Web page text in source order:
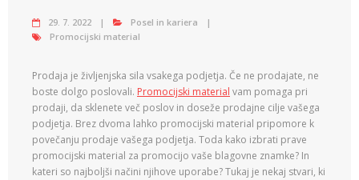
29. 7. 2022
Posel in kariera
Promocijski material
Prodaja je življenjska sila vsakega podjetja. Če ne prodajate, ne
boste dolgo poslovali. Promocijski material vam pomaga pri
prodaji, da sklenete več poslov in doseže prodajne cilje vašega
podjetja. Brez dvoma lahko promocijski material pripomore k
povečanju prodaje vašega podjetja. Toda kako izbrati prave
promocijski material za promocijo vaše blagovne znamke? In
kateri so najboljši načini njihove uporabe? Tukaj je nekaj stvari, ki